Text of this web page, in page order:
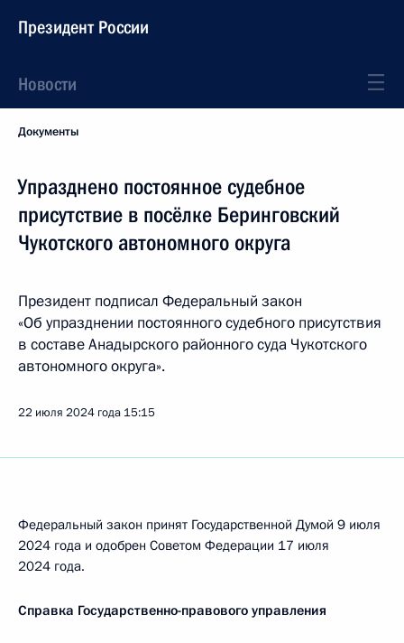
Президент России
Новости
Документы
Упразднено постоянное судебное
присутствие в посёлке Беринговский
Чукотского автономного округа
Президент подписал Федеральный закон
«Об упразднении постоянного судебного присутствия
в составе Анадырского районного суда Чукотского
автономного округа».
22 июля 2024 года 15:15
Федеральный закон принят Государственной Думой 9 июля
2024 года и одобрен Советом Федерации 17 июля
2024 года.
Справка Государственно-правового управления